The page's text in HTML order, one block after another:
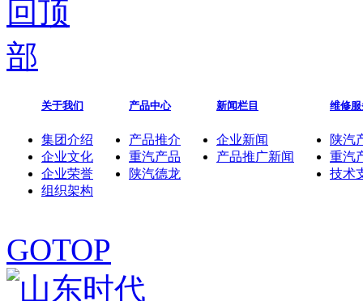
关于我们
企业荣誉
组织架构
产品中心 维修